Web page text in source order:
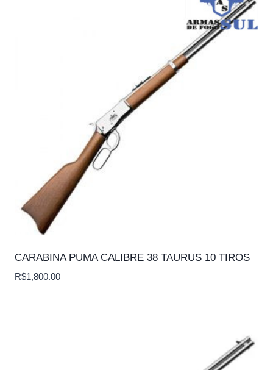
CARABINA PUMA CALIBRE 38 TAURUS 10 TIROS
R$1,800.00